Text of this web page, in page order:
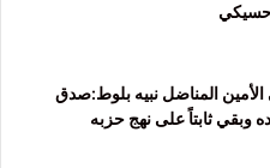
حسيكي
الأمين المناضل نبيه بلوط:صدق
وبقي ثابتاً على نهج حزبه